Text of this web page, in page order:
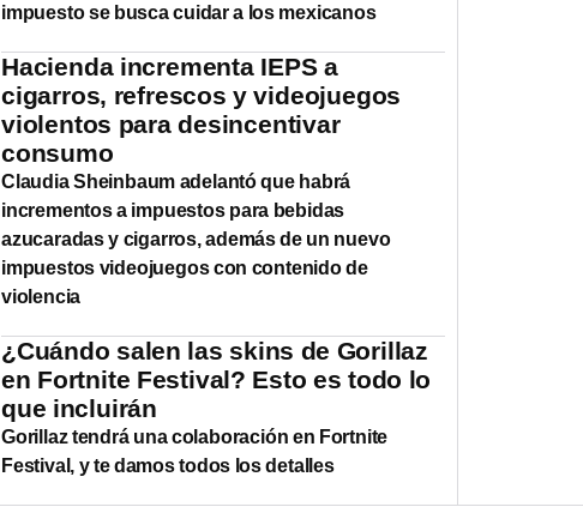
impuesto se busca cuidar a los mexicanos
Hacienda incrementa IEPS a
cigarros, refrescos y videojuegos
violentos para desincentivar
consumo
Claudia Sheinbaum adelantó que habrá
incrementos a impuestos para bebidas
azucaradas y cigarros, además de un nuevo
impuestos videojuegos con contenido de
violencia
¿Cuándo salen las skins de Gorillaz
en Fortnite Festival? Esto es todo lo
que incluirán
Gorillaz tendrá una colaboración en Fortnite
Festival, y te damos todos los detalles